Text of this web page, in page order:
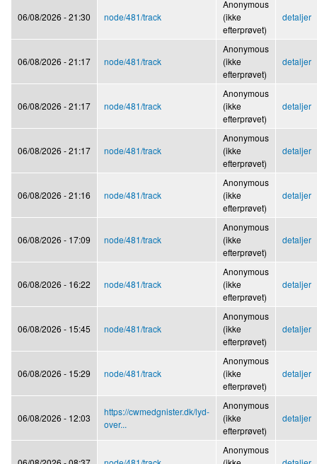
06/08/2026 - 21:30 node/481/track
Anonymous
(ikke
efterprøvet)
detaljer
06/08/2026 - 21:17 node/481/track
Anonymous
(ikke
efterprøvet)
detaljer
06/08/2026 - 21:17 node/481/track
Anonymous
(ikke
efterprøvet)
detaljer
06/08/2026 - 21:17 node/481/track
Anonymous
(ikke
efterprøvet)
detaljer
06/08/2026 - 21:16 node/481/track
Anonymous
(ikke
efterprøvet)
detaljer
06/08/2026 - 17:09 node/481/track
Anonymous
(ikke
efterprøvet)
detaljer
06/08/2026 - 16:22 node/481/track
Anonymous
(ikke
efterprøvet)
detaljer
06/08/2026 - 15:45 node/481/track
Anonymous
(ikke
efterprøvet)
detaljer
06/08/2026 - 15:29 node/481/track
Anonymous
(ikke
efterprøvet)
detaljer
06/08/2026 - 12:03
https://cwmedgnister.dk/lyd-
over...
Anonymous
(ikke
efterprøvet)
detaljer
Anonymous